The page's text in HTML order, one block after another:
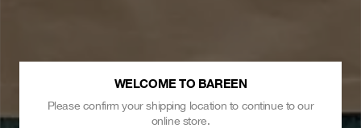
WELCOME TO BAREEN
Please confirm your shipping location to continue to our
online store.